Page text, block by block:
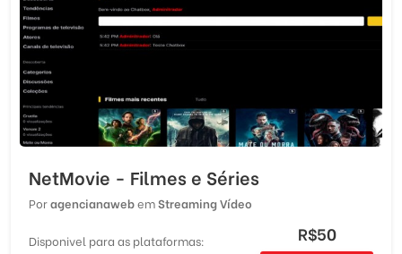
NetMovie - Filmes e Séries
PoragencianawebemStreaming Vídeo
Disponivel para as plataformas: R$50